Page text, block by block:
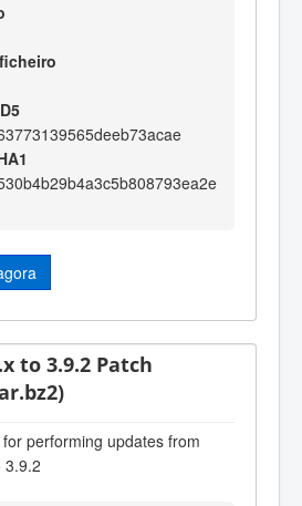
to 3.9.2 Patch
performing updates from
3.9.2